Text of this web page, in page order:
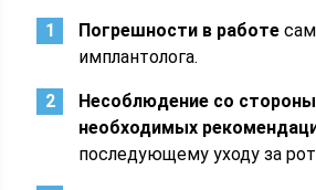
Погрешности в работе
имплантолога.
Несоблюдение со
необходимых
последующему уходу за